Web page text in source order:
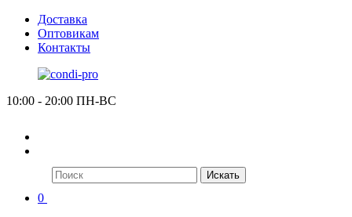
Доставка
Оптовикам
Контакты
10:00 - 20:00 ПН-ВС
Искать
0